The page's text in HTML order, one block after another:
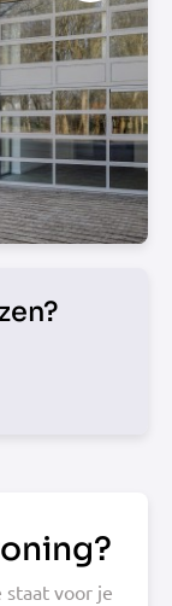
staat voor je